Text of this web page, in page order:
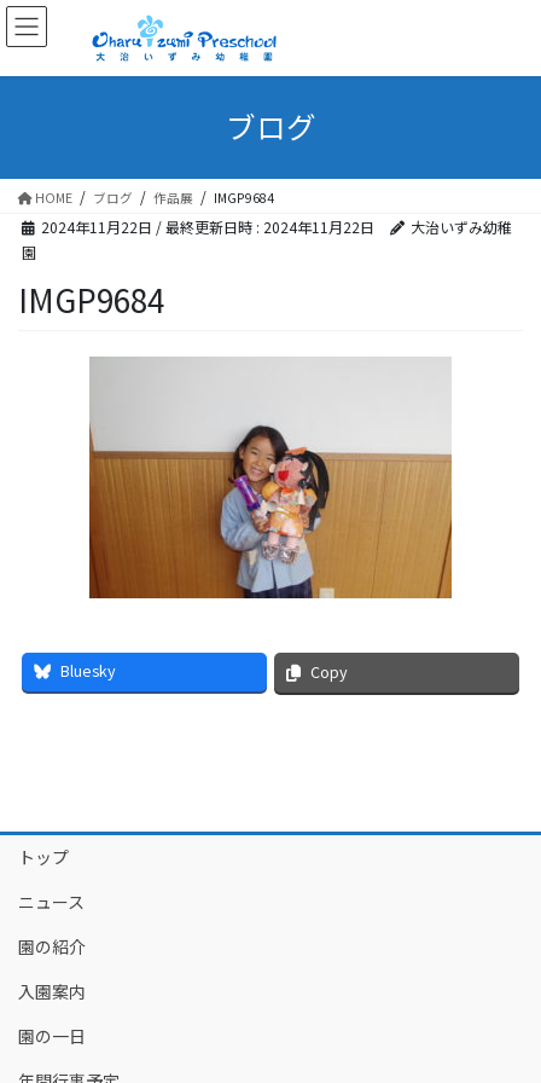
ブログ
HOME ブログ 作品展 IMGP9684
2024年11月22日 / 最終更新日時 : 2024年11月22日
大治いずみ幼稚
園
IMGP9684
Bluesky Copy
トップ
ニュース
園の紹介
入園案内
園の一日